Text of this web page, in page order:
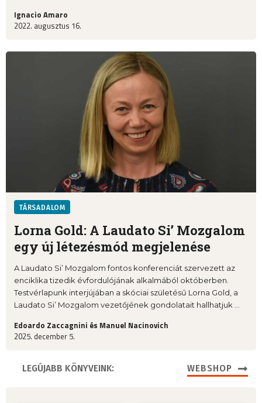
Ignacio Amaro
2022. augusztus 16.
TÁRSADALOM
Lorna Gold: A Laudato Si’ Mozgalom
egy új létezésmód megjelenése
A Laudato Si’ Mozgalom fontos konferenciát szervezett az
enciklika tizedik évfordulójának alkalmából októberben.
Testvérlapunk interjújában a skóciai születésű Lorna Gold, a
Laudato Si’ Mozgalom vezetőjének gondolatait hallhatjuk ...
Edoardo Zaccagnini és Manuel Nacinovich
2025. december 5.
LEGÚJABB KÖNYVEINK: WEBSHOP